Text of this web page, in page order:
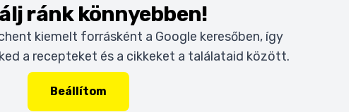
ránk könnyebben!
kiemelt forrásként a Google keresőben, így
a recepteket és a cikkeket a találataid között.
Beállítom